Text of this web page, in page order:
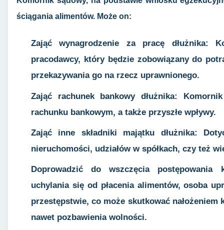
ściągania alimentów. Może on:
Zająć wynagrodzenie za pracę dłużnika:
pracodawcy, który będzie zobowiązany do
przekazywania go na rzecz uprawnionego.
Zająć rachunek bankowy dłużnika:
rachunku bankowym, a także przyszłe wpływy.
Zająć inne składniki majątku dłużnika:
nieruchomości, udziałów w spółkach, czy też
Doprowadzić do wszczęcia postępowania
uchylania się od płacenia alimentów, osoba
przestępstwie, co może skutkować
nawet pozbawienia wolności.